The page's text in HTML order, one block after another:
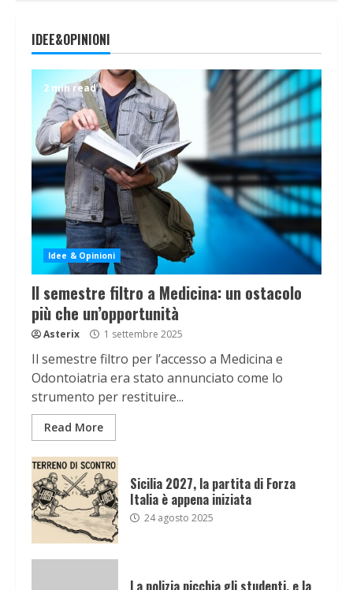
IDEE&OPINIONI
2 min read
Idee & Opinioni
Il semestre filtro a Medicina: un ostacolo
più che un’opportunità
Asterix 1 settembre 2025
Il semestre filtro per l’accesso a Medicina e
Odontoiatria era stato annunciato come lo
strumento per restituire...
Read More
Sicilia 2027, la partita di Forza
Italia è appena iniziata
24 agosto 2025
La polizia picchia gli studenti, e la